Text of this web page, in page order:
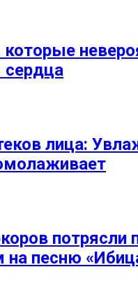
которые
сердца
лица:
потрясли
песню